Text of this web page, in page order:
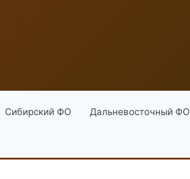
Сибирский ФО Дальневосточный ФО